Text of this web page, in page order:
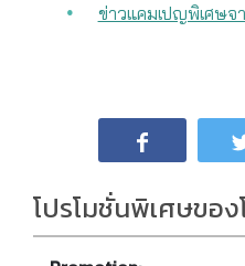
ข่าวแคมเปญพิเศษจ
โปรโมชั่นพิเศษของ